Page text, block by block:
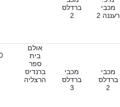
מכבי
רעננה 2
ברדלס
2
מכבי
ברדלס
2
מכבי
ברדלס
3
אולם
בית
ספר
ברנדיס
הרצליה